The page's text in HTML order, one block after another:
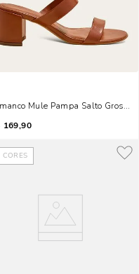
Mule Pampa Salto Grosso
169,90
CORES